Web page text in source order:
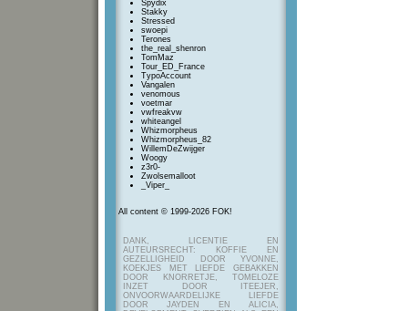
Spydix
Stakky
Stressed
swoepi
Terones
the_real_shenron
TomMaz
Tour_ED_France
TypoAccount
Vangalen
venomous
voetmar
vwfreakvw
whiteangel
Whizmorpheus
Whizmorpheus_82
WillemDeZwijger
Woogy
z3r0-
Zwolsemalloot
_Viper_
All content © 1999-2026 FOK!
DANK, LICENTIE EN
AUTEURSRECHT: KOFFIE EN
GEZELLIGHEID DOOR YVONNE,
KOEKJES MET LIEFDE GEBAKKEN
DOOR KNORRETJE, TOMELOZE
INZET DOOR ITEEJER,
ONVOORWAARDELIJKE LIEFDE
DOOR JAYDEN EN ALICIA,